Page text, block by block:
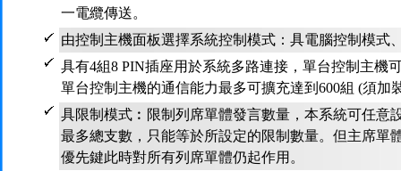
一電纜傳送。
由控制主機面板選擇系統控制模式：具電腦控制模式
具有4組8 PIN插座用於系統多路連接，單台控制主機
單台控制主機的通信能力最多可擴充達到600組 (須加
具限制模式︰限制列席單體發言數量，本系統可任意
最多總支數，只能等於所設定的限制數量。但主席單
優先鍵此時對所有列席單體仍起作用。